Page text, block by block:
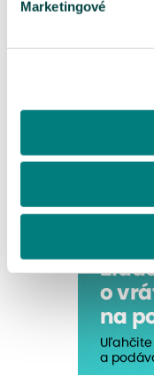
Marketingové